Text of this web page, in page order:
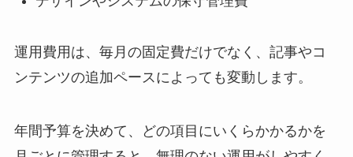
運用費用は、毎月の固定費だけでなく、記事やコ
ンテンツの追加ペースによっても変動します。
年間予算を決めて、どの項目にいくらかかるかを